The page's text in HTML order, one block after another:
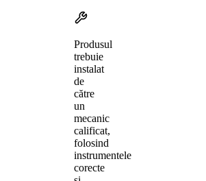
Produsul
trebuie
instalat
de
către
un
mecanic
calificat,
folosind
instrumentele
corecte